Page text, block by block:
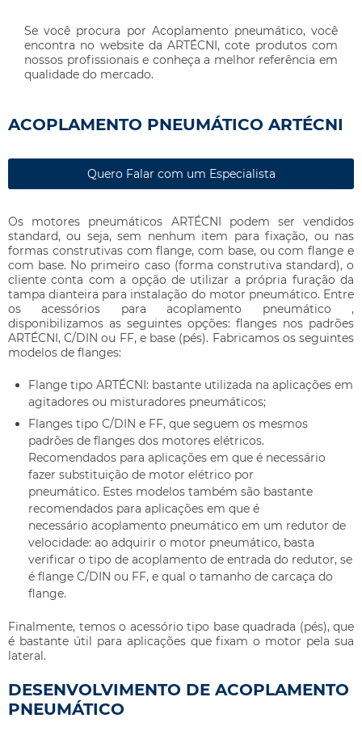
Se você procura por Acoplamento pneumático, você
encontra no website da ARTÉCNI, cote produtos com
nossos profissionais e conheça a melhor referência em
qualidade do mercado.
ACOPLAMENTO PNEUMÁTICO ARTÉCNI
Quero Falar com um Especialista
Os motores pneumáticos ARTÉCNI podem ser vendidos
standard, ou seja, sem nenhum item para fixação, ou nas
formas construtivas com flange, com base, ou com flange e
com base. No primeiro caso (forma construtiva standard), o
cliente conta com a opção de utilizar a própria furação da
tampa dianteira para instalação do motor pneumático. Entre
os acessórios paraacoplamento pneumático ,
disponibilizamos as seguintes opções: flanges nos padrões
ARTÉCNI, C/DIN ou FF, e base (pés). Fabricamos os seguintes
modelos de flanges:
Flange tipo ARTÉCNI: bastante utilizada na aplicações em
agitadores ou misturadores pneumáticos;
Flanges tipo C/DIN e FF, que seguem os mesmos
padrões de flanges dos motores elétricos.
Recomendados para aplicações em que é necessário
fazer substituição de motor elétrico por
pneumático. Estes modelos também são bastante
recomendados para aplicações em que é
necessário acoplamento pneumático em um redutor de
velocidade: ao adquirir o motor pneumático, basta
verificar o tipo de acoplamento de entrada do redutor, se
é flange C/DIN ou FF, e qual o tamanho de carcaça do
flange.
Finalmente, temos o acessório tipo base quadrada (pés), que
é bastante útil para aplicações que fixam o motor pela sua
lateral.
DESENVOLVIMENTO DE ACOPLAMENTO
PNEUMÁTICO